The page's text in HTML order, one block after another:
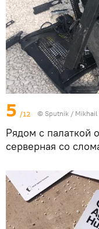
5 /12 © Sputnik / Mikhail
Рядом с палаткой
серверная со